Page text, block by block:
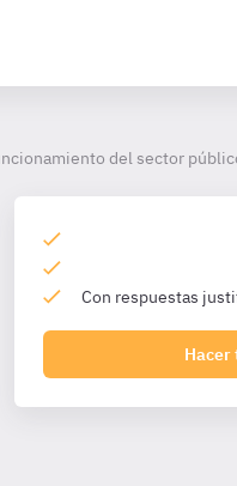
del sector
Con respuestas
Hacer